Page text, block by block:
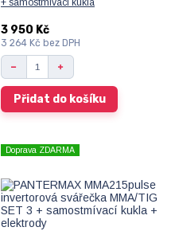
3 950 Kč
3 264 Kč bez DPH
Přidat do košíku
Doprava ZDARMA